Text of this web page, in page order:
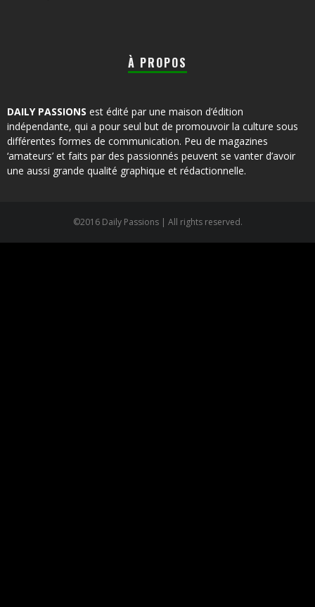
À PROPOS
DAILY PASSIONS est édité par une maison d’édition
indépendante, qui a pour seul but de promouvoir la culture sous
différentes formes de communication. Peu de magazines
‘amateurs’ et faits par des passionnés peuvent se vanter d’avoir
une aussi grande qualité graphique et rédactionnelle.
©2016 Daily Passions | All rights reserved.